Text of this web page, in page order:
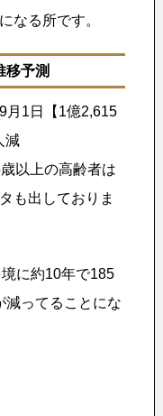
なる所です。
移予測
月1日【1億2,615
減
以上の高齢者は
も出しておりま
に約10年で185
減ってることにな